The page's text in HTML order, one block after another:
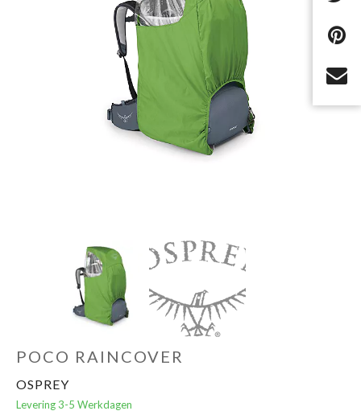
Next
POCO RAINCOVER
OSPREY
Levering 3-5 Werkdagen